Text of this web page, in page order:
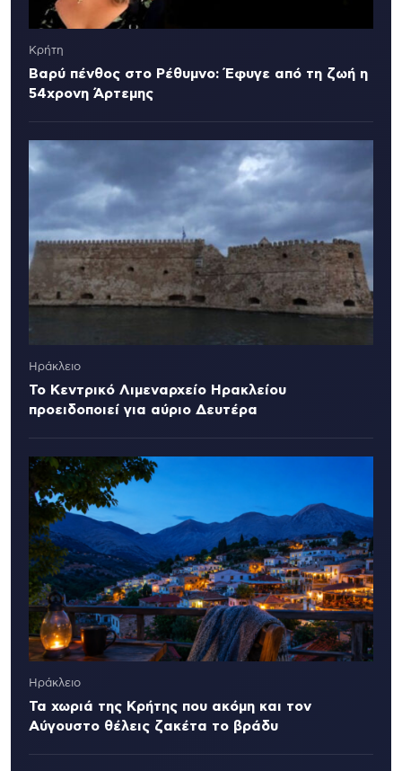
Κρήτη
Βαρύ πένθος στο Ρέθυμνο: Έφυγε από τη ζωή η
54χρονη Άρτεμης
Ηράκλειο
Το Κεντρικό Λιμεναρχείο Ηρακλείου
προειδοποιεί για αύριο Δευτέρα
Ηράκλειο
Τα χωριά της Κρήτης που ακόμη και τον
Αύγουστο θέλεις ζακέτα το βράδυ